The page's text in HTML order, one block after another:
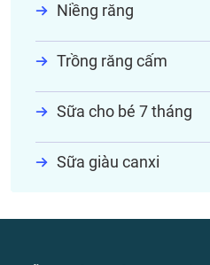
Niềng răng
Trồng răng cấm
Sữa cho bé 7 tháng
Sữa giàu canxi